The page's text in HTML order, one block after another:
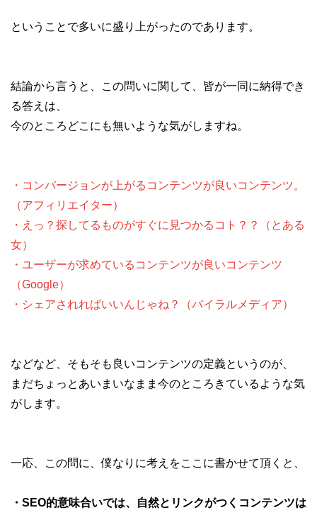
ということで多いに盛り上がったのであります。
結論から言うと、この問いに関して、皆が一同に納得でき
る答えは、
今のところどこにも無いような気がしますね。
・コンバージョンが上がるコンテンツが良いコンテンツ。
（アフィリエイター）
・えっ？探してるものがすぐに見つかるコト？？（とある
女）
・ユーザーが求めているコンテンツが良いコンテンツ
（Google）
・シェアされればいいんじゃね？（バイラルメディア）
などなど、そもそも良いコンテンツの定義というのが、
まだちょっとあいまいなまま今のところきているような気
がします。
一応、この問に、僕なりに考えをここに書かせて頂くと、
・SEO的意味合いでは、自然とリンクがつくコンテンツは